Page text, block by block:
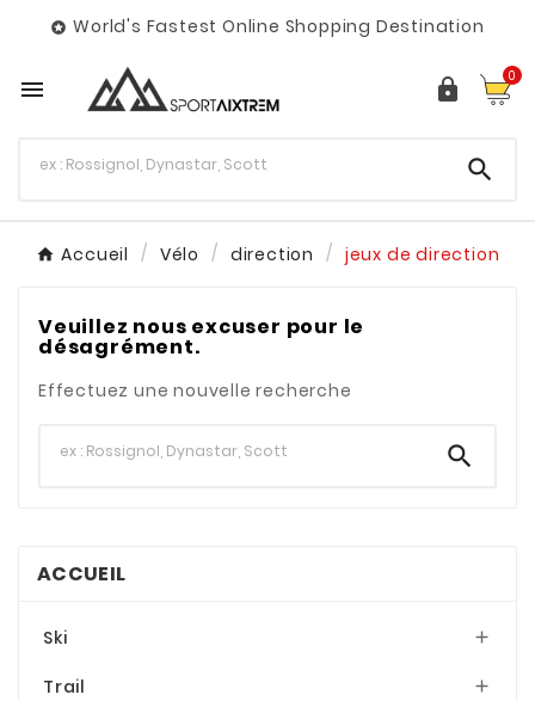
 World's Fastest Online Shopping Destination
  0

Accueil Vélo direction jeux de direction
Veuillez nous excuser pour le
désagrément.
Effectuez une nouvelle recherche

ACCUEIL
Ski 
Trail 